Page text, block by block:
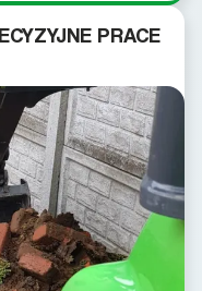
PRACE